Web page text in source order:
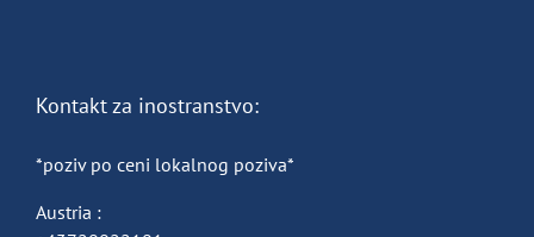
Kontakt za inostranstvo:
*poziv po ceni lokalnog poziva*
Austria :